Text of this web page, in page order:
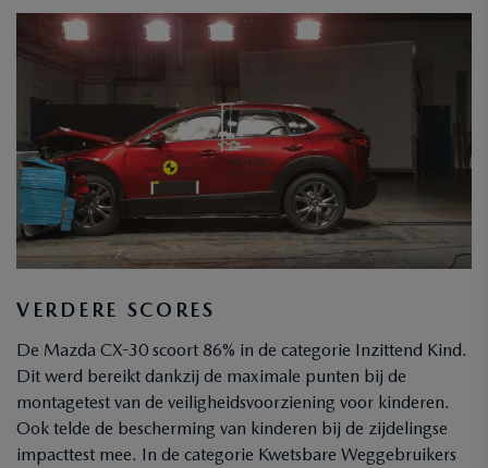
VERDERE SCORES
De Mazda CX-30 scoort 86% in de categorie Inzittend Kind.
Dit werd bereikt dankzij de maximale punten bij de
montagetest van de veiligheidsvoorziening voor kinderen.
Ook telde de bescherming van kinderen bij de zijdelingse
impacttest mee. In de categorie Kwetsbare Weggebruikers